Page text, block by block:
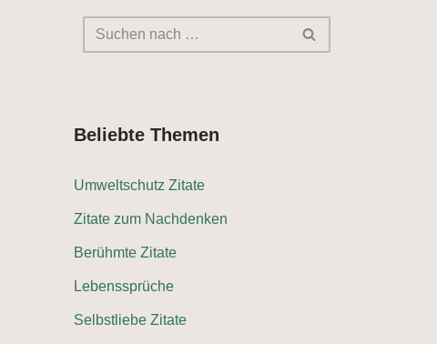
Beliebte Themen
Umweltschutz Zitate
Zitate zum Nachdenken
Berühmte Zitate
Lebenssprüche
Selbstliebe Zitate